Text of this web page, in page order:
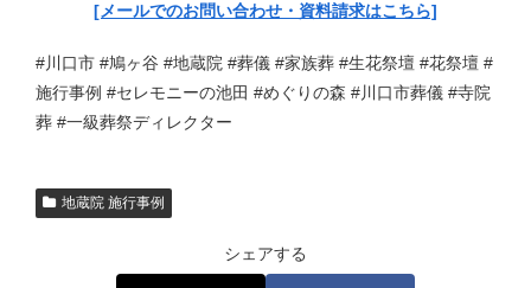
[メールでのお問い合わせ・資料請求はこちら]
#川口市 #鳩ヶ谷 #地蔵院 #葬儀 #家族葬 #生花祭壇 #花祭壇 #
施行事例 #セレモニーの池田 #めぐりの森 #川口市葬儀 #寺院
葬 #一級葬祭ディレクター
地蔵院 施行事例
シェアする